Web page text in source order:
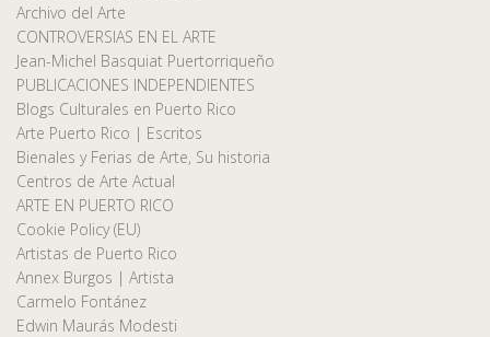
Archivo del Arte
CONTROVERSIAS EN EL ARTE
Jean-Michel Basquiat Puertorriqueño
PUBLICACIONES INDEPENDIENTES
Blogs Culturales en Puerto Rico
Arte Puerto Rico | Escritos
Bienales y Ferias de Arte, Su historia
Centros de Arte Actual
ARTE EN PUERTO RICO
Cookie Policy (EU)
Artistas de Puerto Rico
Annex Burgos | Artista
Carmelo Fontánez
Edwin Maurás Modesti